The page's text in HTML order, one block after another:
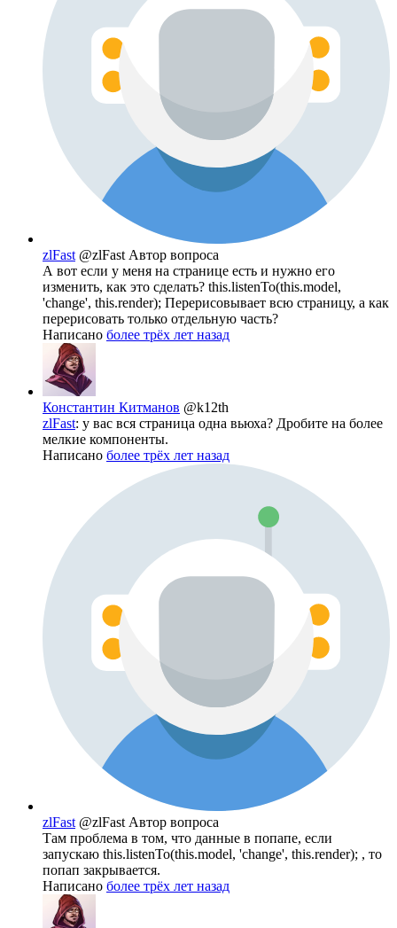
zlFast @zlFast Автор вопроса
А вот если у меня на странице есть и нужно его
изменить, как это сделать? this.listenTo(this.model,
'change', this.render); Перерисовывает всю страницу, а как
перерисовать только отдельную часть?
Написано более трёх лет назад
Константин Китманов @k12th
zlFast: у вас вся страница одна вьюха? Дробите на более
мелкие компоненты.
Написано более трёх лет назад
zlFast @zlFast Автор вопроса
Там проблема в том, что данные в попапе, если
запускаю this.listenTo(this.model, 'change', this.render); , то
попап закрывается.
Написано более трёх лет назад